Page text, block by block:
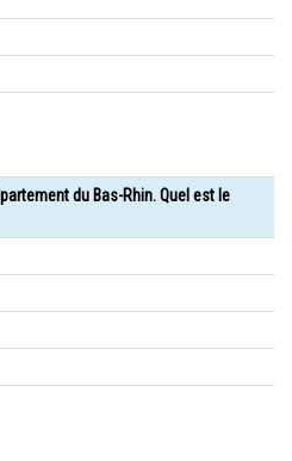
du Bas-Rhin. Quel est le